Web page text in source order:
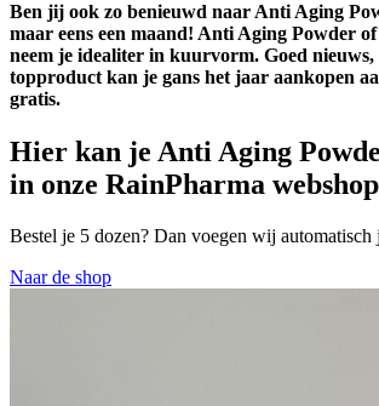
Ben jij ook zo benieuwd naar Anti Aging
maar eens een maand! Anti Aging Powder
neem je idealiter in kuurvorm. Goed
topproduct kan je gans het jaar aankopen
gratis.
Hier kan je Anti Aging
in onze RainPharma
Bestel je 5 dozen? Dan voegen wij automatisch
Naar de shop